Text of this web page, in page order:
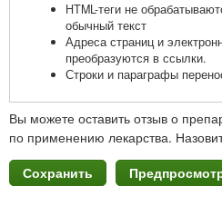
HTML-теги не
обычный текст
Адреса страниц и
преобразуются в ссылки.
Строки и параграфы
Вы можете оставить отзыв о
по применению лекарства.